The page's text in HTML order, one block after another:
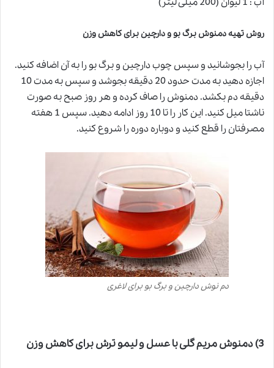
روش تهیه دمنوش برگ بو و دارچین برای کاهش وزن
آب را بجوشانید و سپس چوب دارچین و برگ بو را به آن اضافه کنید.
اجازه دهید به مدت حدود 20 دقیقه بجوشد و سپس به مدت 10
دقیقه دم بکشد. دمنوش را صاف کرده و هر روز صبح به صورت
ناشتا میل کنید. این کار را تا 10 روز ادامه دهید. سپس 1 هفته
مصرفتان را قطع کنید و دوباره دوره را شروع کنید.
دم نوش دارچین و برگ بو برای لاغری
3) دمنوش مریم گلی با عسل و لیمو ترش برای کاهش وزن